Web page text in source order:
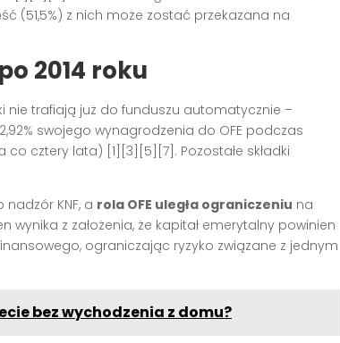
(51,5%) z nich może zostać przekazana na
2014 roku
nie trafiają już do funduszu automatycznie –
swojego wynagrodzenia do OFE podczas
co cztery lata) [1][3][5][7] . Pozostałe składki
KNF, a rola OFE uległa ograniczeniu na
wynika z założenia, że kapitał emerytalny powinien
ograniczając ryzyko związane z jednym
bez wychodzenia z domu?